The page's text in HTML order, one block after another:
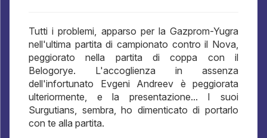
Tutti i problemi, apparso per la Gazprom-Yugra
nell'ultima partita di campionato contro il Nova,
peggiorato nella partita di coppa con il
Belogorye. L'accoglienza in assenza
dell'infortunato Evgeni Andreev è peggiorata
ulteriormente, e la presentazione... I suoi
Surgutians, sembra, ho dimenticato di portarlo
con te alla partita.